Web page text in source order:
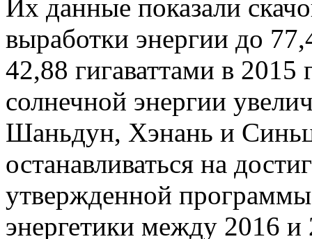
Их данные показали
выработки энергии до
42,88 гигаваттами в 2015
солнечной энергии
Шаньдун, Хэнань и
останавливаться на
утвержденной
энергетики между 2016 и